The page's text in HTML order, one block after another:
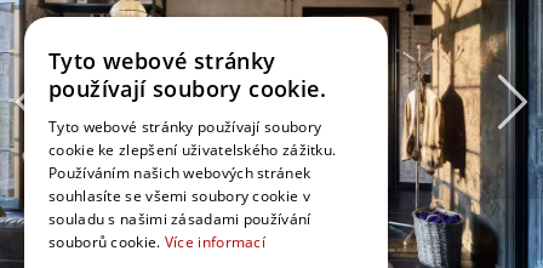
Tyto webové stránky
používají soubory cookie.
Tyto webové stránky používají soubory
cookie ke zlepšení uživatelského zážitku.
Používáním našich webových stránek
souhlasíte se všemi soubory cookie v
souladu s našimi zásadami používání
souborů cookie. Více informací